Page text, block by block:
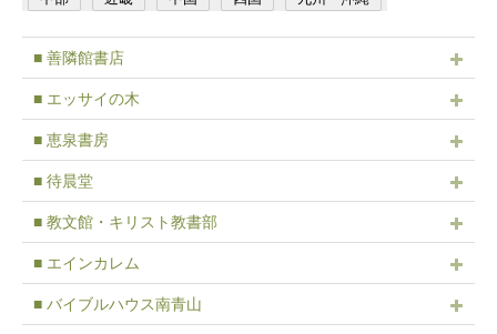
■ 善隣館書店
■ エッサイの木
■ 恵泉書房
■ 待晨堂
■ 教文館・キリスト教書部
■ エインカレム
■ バイブルハウス南青山